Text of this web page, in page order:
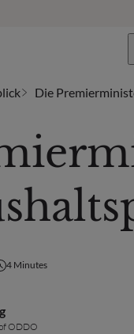
Die
4 Minutes
ODDO